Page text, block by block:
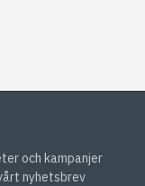
och kampanjer
nyhetsbrev